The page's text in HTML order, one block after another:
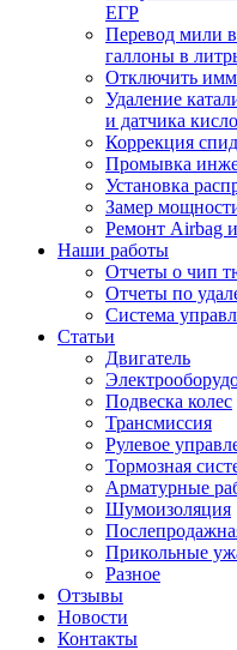
ЕГР
Перевод мили
галлоны в
Отключить
Удаление
и датчика
Коррекция
Промывка
Установка
Замер
Ремонт Airbag
Наши работы
Отчеты о чип
Отчеты по
Система
Статьи
Двигатель
Подвеска колес
Трансмиссия
Рулевое
Тормозная
Арматурные
Шумоизоляция
Прикольные
Разное
Отзывы
Новости
Контакты